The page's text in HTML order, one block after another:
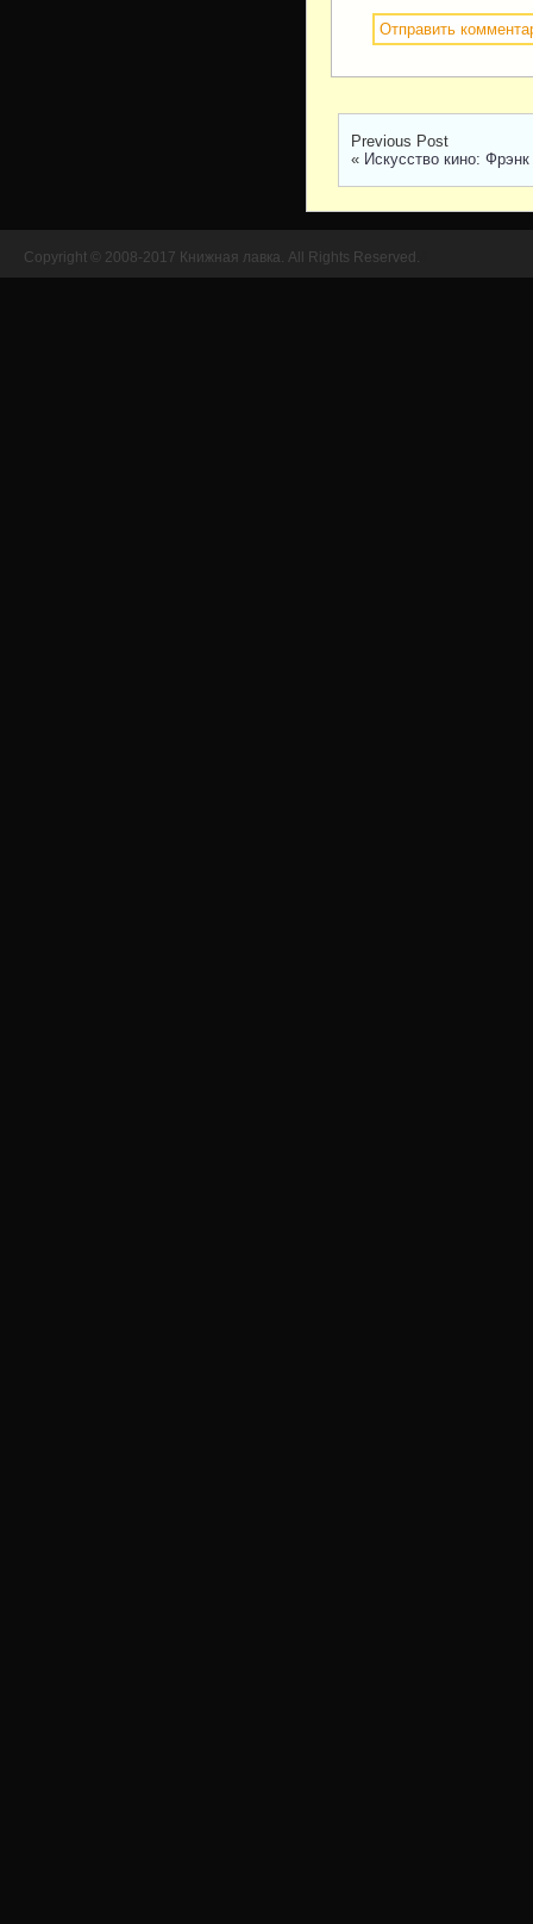
Previous Post
« Искусство кино:
Copyright © 2008-2017 Книжная лавка. All Rights Reserved.